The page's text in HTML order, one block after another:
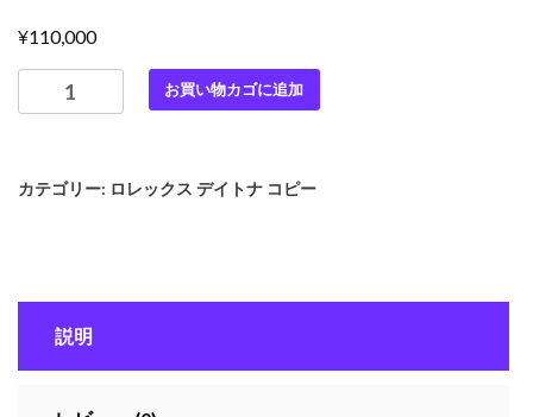
¥110,000
高
レ
パ
お買い物カゴに追加
カテゴリー: ロレックス デイトナ コピー
説明